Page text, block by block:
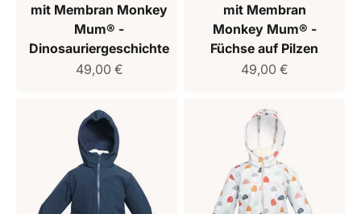
mit Membran Monkey
Mum® -
Dinosauriergeschichte
Verkaufspreis
49,00 €
mit Membran
Monkey Mum® -
Füchse auf Pilzen
Verkaufspreis
49,00 €